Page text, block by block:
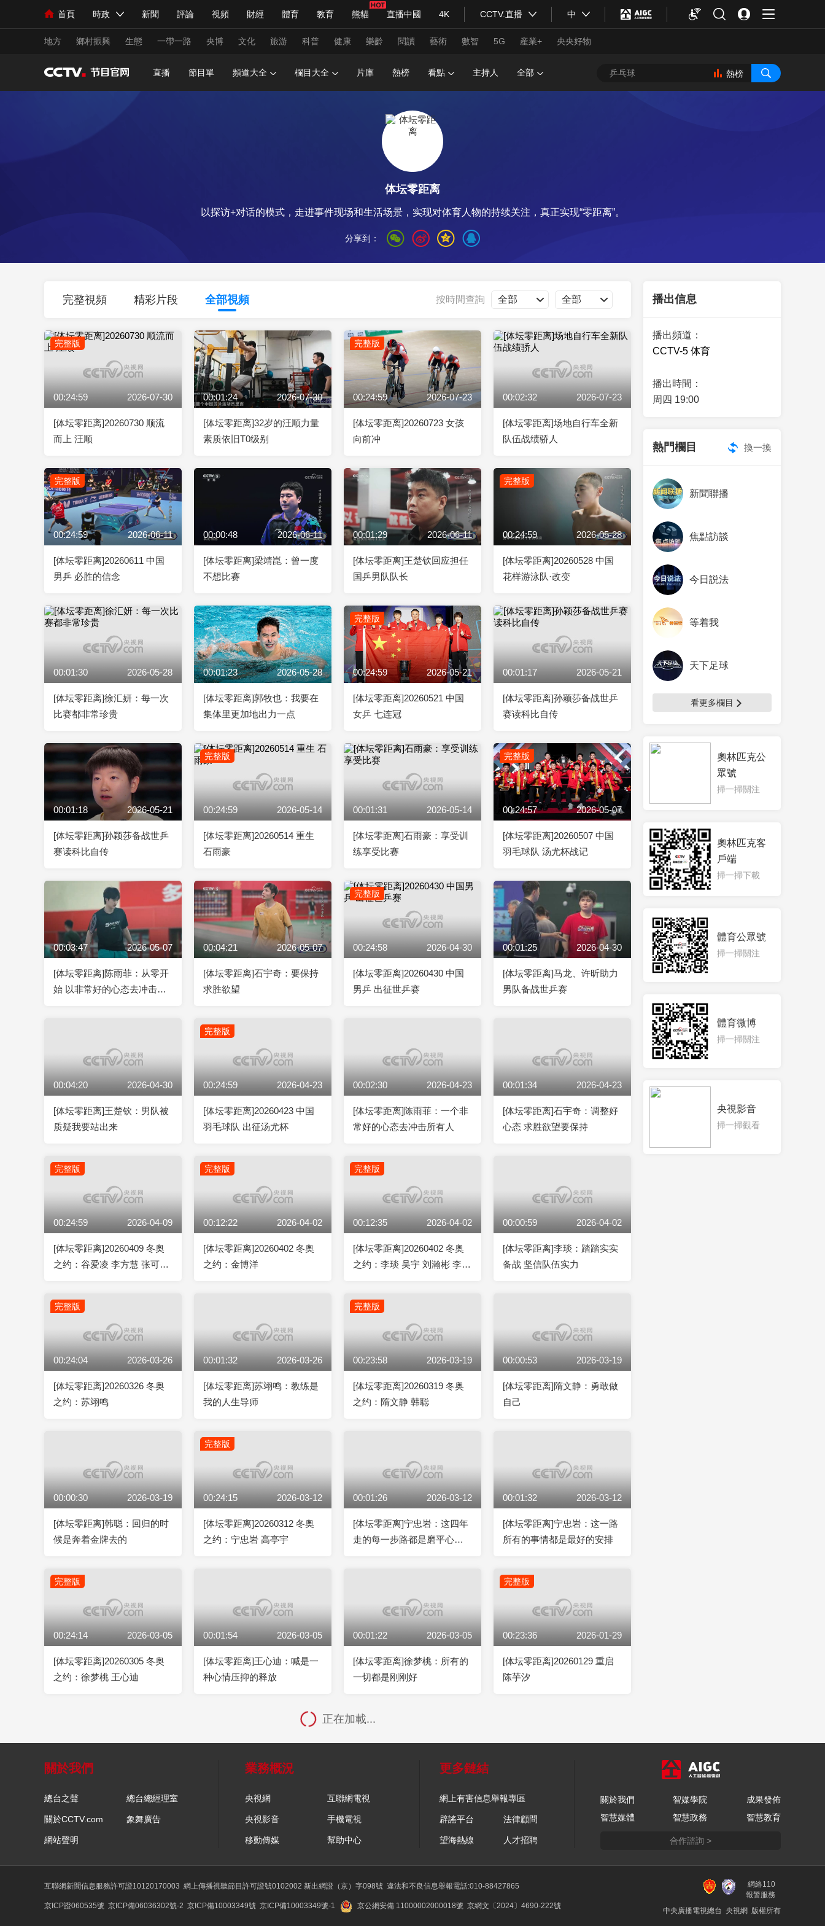
首頁 時政 新聞 評論 視頻 財經 體育 教育 熊貓 直播中國 4K CCTV.直播 中
人民領袖習近平 聯播+ 中國領導人 央視快評 習式妙語 熱解讀 天天學習
直播 片庫 欄目大全 節目單 聽音 微視頻 主持人 下載央視影音
海外頻道 iPanda English Монгол
地方 鄉村振興 生態 一帶一路 央博 文化 旅游 科普 健康 樂齡 閱讀 藝術 數智 5G 産業+ 央央好物
人物
央視網評 光華銳評
全景新聞
藍海中國 新兵請入列 人生第一次 人生第二次
NBA 中超 國足 國際足球
VIP會員 CCTV奧林匹克頻道 生活體育大會 體育江湖 文化體育 冰雪道路 足球道路
財經 教育 鄉村振興 生態環境 一帶一路 科普 健康 樂齡 閱讀 藝術 汽車 數智 5G
網展 央央好物
CCTV.節目官網 直播 節目單 欄目 片庫 收視榜 總台企業白名單
直播 節目單 頻道大全 欄目大全 片庫 熱榜 看點 主持人 全部 熱榜
体坛零距离
以探访+对话的模式，走进事件现场和生活场景，实现对体育人物的持续关注，真正实现“零距离”。
分享到：
完整視頻 精彩片段 全部視頻 按時間查詢
完整版
00:24:59 2026-07-30
[体坛零距离]20260730 顺流
而上 汪顺
00:01:24 2026-07-30
[体坛零距离]32岁的汪顺力量
素质依旧T0级别
完整版
00:24:59 2026-07-23
[体坛零距离]20260723 女孩
向前冲
00:02:32 2026-07-23
[体坛零距离]场地自行车全新
队伍战绩骄人
完整版
00:24:59 2026-06-11
[体坛零距离]20260611 中国
男乒 必胜的信念
00:00:48 2026-06-11
[体坛零距离]梁靖崑：曾一度
不想比赛
00:01:29 2026-06-11
[体坛零距离]王楚钦回应担任
国乒男队队长
完整版
00:24:59 2026-05-28
[体坛零距离]20260528 中国
花样游泳队·改变
00:01:30 2026-05-28
[体坛零距离]徐汇妍：每一次
比赛都非常珍贵
00:01:23 2026-05-28
[体坛零距离]郭牧也：我要在
集体里更加地出力一点
完整版
00:24:59 2026-05-21
[体坛零距离]20260521 中国
女乒 七连冠
00:01:17 2026-05-21
[体坛零距离]孙颖莎备战世乒
赛读科比自传
00:01:18 2026-05-21
[体坛零距离]孙颖莎备战世乒
赛读科比自传
完整版
00:24:59 2026-05-14
[体坛零距离]20260514 重生
石雨豪
00:01:31 2026-05-14
[体坛零距离]石雨豪：享受训
练享受比赛
完整版
00:24:57 2026-05-07
[体坛零距离]20260507 中国
羽毛球队 汤尤杯战记
00:03:47 2026-05-07
[体坛零距离]陈雨菲：从零开
始 以非常好的心态去冲击所
00:04:21 2026-05-07
[体坛零距离]石宇奇：要保持
求胜欲望
完整版
00:24:58 2026-04-30
[体坛零距离]20260430 中国
男乒 出征世乒赛
00:01:25 2026-04-30
[体坛零距离]马龙、许昕助力
男队备战世乒赛
00:04:20 2026-04-30
[体坛零距离]王楚钦：男队被
质疑我要站出来
完整版
00:24:59 2026-04-23
[体坛零距离]20260423 中国
羽毛球队 出征汤尤杯
00:02:30 2026-04-23
[体坛零距离]陈雨菲：一个非
常好的心态去冲击所有人
00:01:34 2026-04-23
[体坛零距离]石宇奇：调整好
心态 求胜欲望要保持
完整版
00:24:59 2026-04-09
[体坛零距离]20260409 冬奥
之约：谷爱凌 李方慧 张可欣
完整版
00:12:22 2026-04-02
[体坛零距离]20260402 冬奥
之约：金博洋
完整版
00:12:35 2026-04-02
[体坛零距离]20260402 冬奥
之约：李琰 吴宇 刘瀚彬 李文
00:00:59 2026-04-02
[体坛零距离]李琰：踏踏实实
备战 坚信队伍实力
完整版
00:24:04 2026-03-26
[体坛零距离]20260326 冬奥
之约：苏翊鸣
00:01:32 2026-03-26
[体坛零距离]苏翊鸣：教练是
我的人生导师
完整版
00:23:58 2026-03-19
[体坛零距离]20260319 冬奥
之约：隋文静 韩聪
00:00:53 2026-03-19
[体坛零距离]隋文静：勇敢做
自己
00:00:30 2026-03-19
[体坛零距离]韩聪：回归的时
候是奔着金牌去的
完整版
00:24:15 2026-03-12
[体坛零距离]20260312 冬奥
之约：宁忠岩 高亭宇
00:01:26 2026-03-12
[体坛零距离]宁忠岩：这四年
走的每一步路都是磨平心态
00:01:32 2026-03-12
[体坛零距离]宁忠岩：这一路
所有的事情都是最好的安排
完整版
00:24:14 2026-03-05
[体坛零距离]20260305 冬奥
之约：徐梦桃 王心迪
00:01:54 2026-03-05
[体坛零距离]王心迪：喊是一
种心情压抑的释放
00:01:22 2026-03-05
[体坛零距离]徐梦桃：所有的
一切都是刚刚好
完整版
00:23:36 2026-01-29
[体坛零距离]20260129 重启
陈芋汐
正在加載...
播出信息
播出頻道：
CCTV-5 体育
播出時間：
周四 19:00
熱門欄目
新聞聯播
焦點訪談
今日説法
等着我
天下足球
換一換
看更多欄目
奧林匹克公
眾號
掃一掃關注
奧林匹克客
戶端
掃一掃下載
體育公眾號
掃一掃關注
體育微博
掃一掃關注
央視影音
掃一掃觀看
關於我們
總台之聲 總台總經理室
關於CCTV.com 象舞廣告
網站聲明
業務概況
央視網 互聯網電視
央視影音 手機電視
移動傳媒 幫助中心
更多鏈結
網上有害信息舉報專區
辟謠平台 法律顧問
望海熱線 人才招聘
關於我們 智媒學院
成果發佈
智慧媒體
智慧政務 智慧教育
合作諮詢 >
互聯網新聞信息服務許可證10120170003 網上傳播視聽節目許可證號0102002 新出網證（京）字098號 違法和不良信息舉報電話:010-88427865
京ICP證060535號 京ICP備06036302號-2 京ICP備10003349號 京ICP備10003349號-1 京公網安備 11000002000018號 京網文〔2024〕4690-222號
網絡110
報警服務
中央廣播電視總台 央視網 版權所有